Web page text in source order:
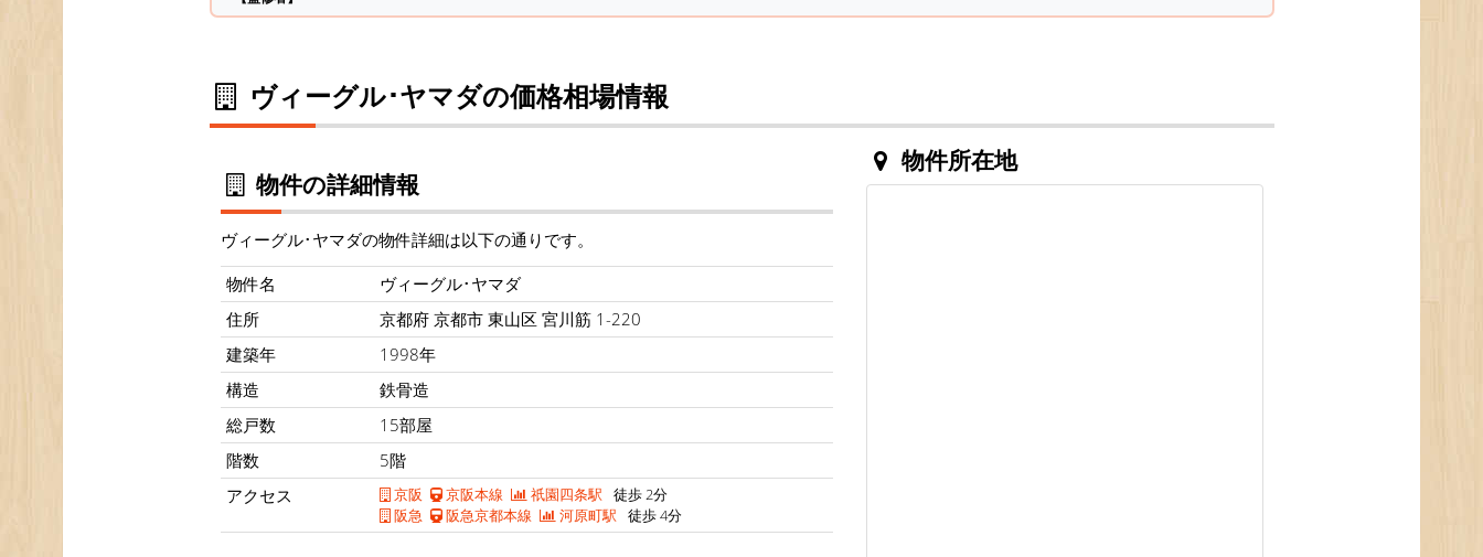
ヴィーグル･ヤマダの価格相場情報
物件の詳細情報
ヴィーグル･ヤマダの物件詳細は以下の通りです。
物件名
ヴィーグル･ヤマダ
住所
京都府 京都市 東山区 宮川筋 1-220
建築年
1998年
構造
鉄骨造
総戸数
15部屋
階数
5階
アクセス
京阪 京阪本線 祇園四条駅 徒歩 2分
阪急
阪急京都本線 河原町駅 徒歩 4分
物件所在地